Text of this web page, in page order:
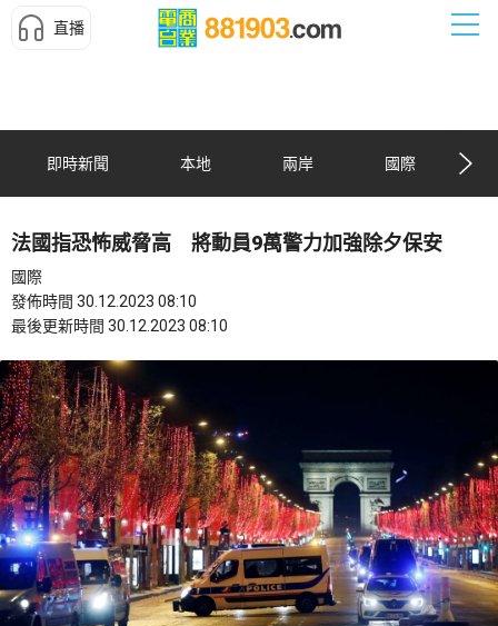
直播
即時新聞 本地 兩岸 國際
法國指恐怖威脅高 將動員9萬警力加強除夕保安
國際
發佈時間 30.12.2023 08:10
最後更新時間 30.12.2023 08:10